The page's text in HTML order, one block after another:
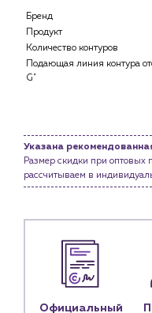
Каталог
Клиентам
Снабженцам и
Монтажным бригадам
Предприятиям и
О компании
Бренд
Продукт
Количество контуров
Подающая линия контура
G"
Указана
Размер скидки при оптовых
рассчитываем в
Официальный